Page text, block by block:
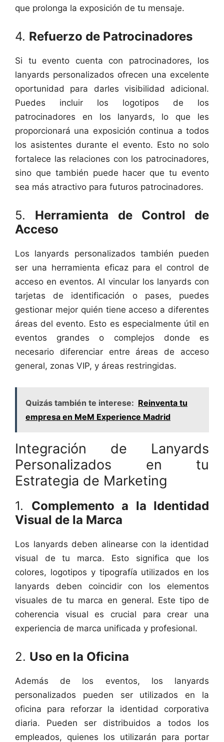
que prolonga la exposición de tu mensaje.
4. Refuerzo de Patrocinadores
Si tu evento cuenta con patrocinadores, los
lanyards personalizados ofrecen una excelente
oportunidad para darles visibilidad adicional.
Puedes incluir los logotipos de los
patrocinadores en los lanyards, lo que les
proporcionará una exposición continua a todos
los asistentes durante el evento. Esto no solo
fortalece las relaciones con los patrocinadores,
sino que también puede hacer que tu evento
sea más atractivo para futuros patrocinadores.
5. Herramienta de Control de
Acceso
Los lanyards personalizados también pueden
ser una herramienta eficaz para el control de
acceso en eventos. Al vincular los lanyards con
tarjetas de identificación o pases, puedes
gestionar mejor quién tiene acceso a diferentes
áreas del evento. Esto es especialmente útil en
eventos grandes o complejos donde es
necesario diferenciar entre áreas de acceso
general, zonas VIP, y áreas restringidas.
Quizás también te interese: Reinventa tu
empresa en MeM Experience Madrid
Integración de Lanyards
Personalizados en tu
Estrategia de Marketing
1. Complemento a la Identidad
Visual de la Marca
Los lanyards deben alinearse con la identidad
visual de tu marca. Esto significa que los
colores, logotipos y tipografía utilizados en los
lanyards deben coincidir con los elementos
visuales de tu marca en general. Este tipo de
coherencia visual es crucial para crear una
experiencia de marca unificada y profesional.
2. Uso en la Oficina
Además de los eventos, los lanyards
personalizados pueden ser utilizados en la
oficina para reforzar la identidad corporativa
diaria. Pueden ser distribuidos a todos los
empleados, quienes los utilizarán para portar